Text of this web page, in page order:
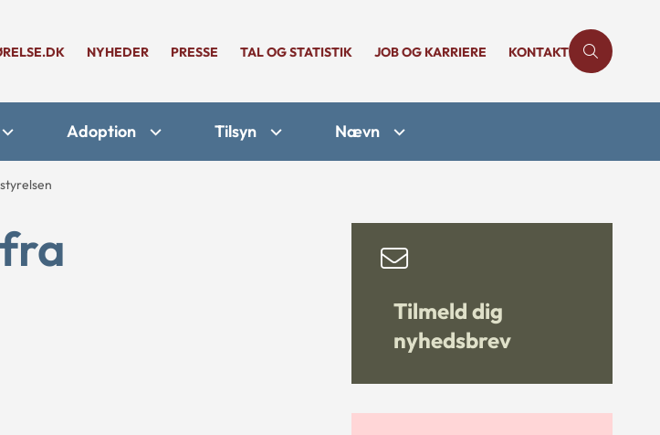
NYHEDER PRESSE TAL OG STATISTIK JOB OG KARRIERE KONTAKT
Adoption Tilsyn Nævn
Tilmeld dig
nyhedsbrev